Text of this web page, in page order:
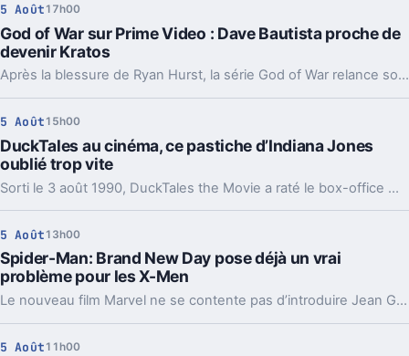
5 Août 17h00
God of War sur Prime Video : Dave Bautista proche de
devenir Kratos
Après la blessure de Ryan Hurst, la série God of War relance son casting principal. Dave Bautista négocie pour reprendre Kratos et relancer le tournage.
5 Août 15h00
DuckTales au cinéma, ce pastiche d’Indiana Jones
oublié trop vite
Sorti le 3 août 1990, DuckTales the Movie a raté le box-office malgré de bonnes critiques. Son vrai intérêt est ailleurs, dans un étonnant aller-retour avec Indiana Jones.
5 Août 13h00
Spider-Man: Brand New Day pose déjà un vrai
problème pour les X-Men
Le nouveau film Marvel ne se contente pas d’introduire Jean Grey. Il installe aussi une technologie et un antagoniste qui sentent très fort le Weapon X.
5 Août 11h00